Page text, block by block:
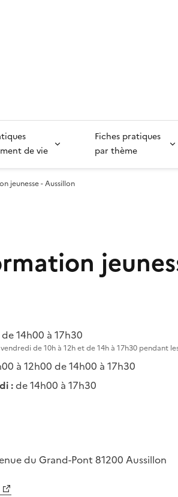
de vie
Fiches pratiques
par thème
jeunesse - Aussillon
de 14h00 à 17h30
de 10h à 12h et de 14h à 17h30 pendant
à 12h00 de 14h00 à 17h30
:de 14h00 à 17h30
du Grand-Pont 81200 Aussillon